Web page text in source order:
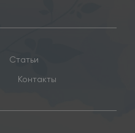
Статьи
Контакты